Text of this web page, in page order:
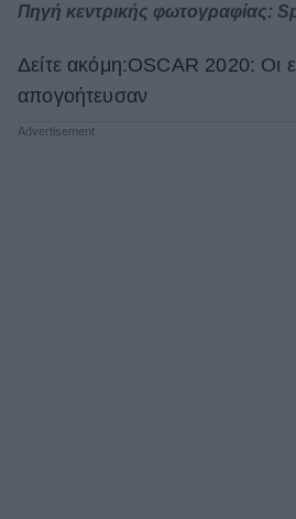
Πηγή κεντρικής φωτογραφίας:
Δείτε ακόμη:OSCAR 2020: Οι
απογοήτευσαν